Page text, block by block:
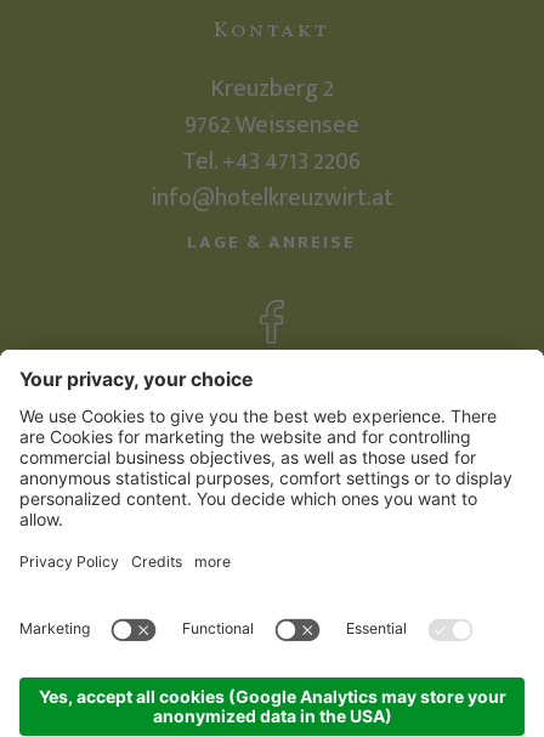
Kontakt
Kreuzberg 2
9762Weissensee
Tel.+43 4713 2206
info@hotelkreuzwirt.at
LAGE & ANREISE
Impressum Sitemap
Datenschutzerklärung
produced by